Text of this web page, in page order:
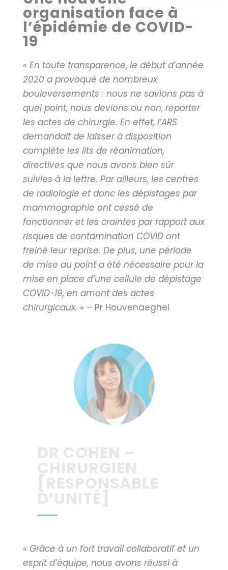
organisation face à
l’épidémie de COVID-
19
« En toute transparence, le début d’année
2020 a provoqué de nombreux
bouleversements : nous ne savions pas à
quel point, nous devions ou non, reporter
les actes de chirurgie. En effet, l’ARS
demandait de laisser à disposition
complète les lits de réanimation,
directives que nous avons bien sûr
suivies à la lettre. Par ailleurs, les centres
de radiologie et donc les dépistages par
mammographie ont cessé de
fonctionner et les craintes par rapport aux
risques de contamination COVID ont
freiné leur reprise. De plus, une période
de mise au point a été nécessaire pour la
mise en place d’une cellule de dépistage
COVID-19, en amont des actes
chirurgicaux. » – Pr Houvenaeghel
DR COHEN –
CHIRURGIEN
[RESPONSABLE
D’UNITÉ]
« Grâce à un fort travail collaboratif et un
esprit d’équipe, nous avons réussi à